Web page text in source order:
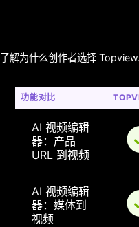
了解为什么创作者选择
功能对比
AI 视频编辑
器：产品
URL 到视频
AI 视频编辑
器：媒体到
视频